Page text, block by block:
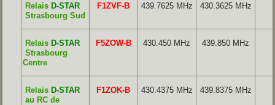
RelaisD-STAR
Strasbourg Sud
F1ZVF-B 439.7625 MHz 430.3625 MHz
RelaisD-STAR
Strasbourg
Centre
F5ZOW-B 430.450 MHz 439.850 MHz
Relais D-STAR
au RC de
F1ZOK-B 430.4375 MHz 439.8375 MHz